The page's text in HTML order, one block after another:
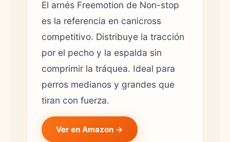
El arnés Freemotion de Non-stop
es la referencia en canicross
competitivo. Distribuye la tracción
por el pecho y la espalda sin
comprimir la tráquea. Ideal para
perros medianos y grandes que
tiran con fuerza.
Ver en Amazon →